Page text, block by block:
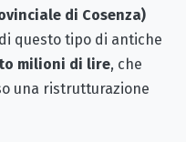
di Cosenza)
questo tipo di antiche
milioni di lire, che
una ristrutturazione